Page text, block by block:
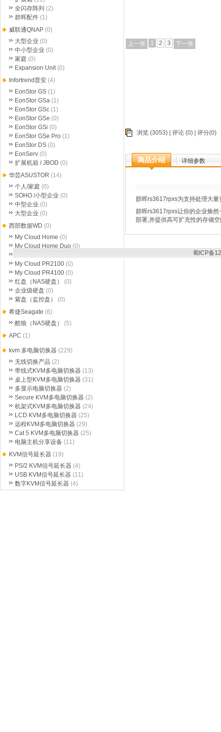
上一张 1 2 3 下一张
浏览 (3053) | 评论 (0) | 评分(0)
商品介绍 详细参数
群晖rs3617rpxs为支持处理大
群晖rs3617rpxs让你的企业焕
部署,并提供高可扩充性的存储
蜀ICP备
全闪存阵列 (2)
群晖配件 (1)
威联通QNAP (0)
大型企业 (0)
中小型企业 (0)
家庭 (0)
Expansion Unit(0)
Infortrend普安 (4)
EonStor GS (1)
EonStor GSa (1)
EonStor GSc (1)
EonStor GSe (0)
EonStor GSi (0)
EonStor GSe Pro (1)
EonStor DS (0)
EonServ (0)
扩展机箱 / JBOD (0)
华芸ASUSTOR (14)
个人/家庭 (0)
SOHO /小型企业 (0)
中型企业 (0)
大型企业 (0)
西部数据WD (0)
My Cloud Home (0)
My Cloud Home Duo (0)
My Cloud PR2100 (0)
My Cloud PR4100 (0)
红盘（NAS硬盘）
(0)
企业级硬盘 (0)
紫盘（监控盘）
(0)
希捷Seagate (6)
酷狼（NAS硬盘）
(5)
APC (1)
kvm 多电脑切换器 (229)
无线切换产品 (2)
带线式KVM多电脑切换器 (13)
桌上型KVM多电脑切换器 (31)
多显示电脑切换器 (2)
Secure KVM多电脑切换器 (2)
机架式KVM多电脑切换器 (24)
LCD KVM多电脑切换器 (25)
远程KVM多电脑切换器 (29)
Cat 5 KVM多电脑切换器 (25)
电脑主机分享设备 (11)
KVM信号延长器 (19)
PS/2 KVM信号延长器 (4)
USB KVM信号延长器 (11)
数字KVM信号延长器 (4)